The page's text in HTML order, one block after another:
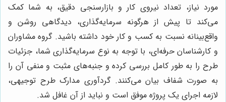
مورد نیاز، تعداد نیروی کار و بازارسنجی دقیق، به شما کمک
می‌کند تا پیش از هرگونه سرمایه‌گذاری، دیدگاهی روشن و
واقع‌بینانه نسبت به کسب و کار خود داشته باشید. گروه مشاوران
و کارشناسان حرفه‌ای، با توجه به نوع سرمایه‌گذاری شما، جزئیات
طرح را به طور کامل بررسی کرده و جنبه‌های مثبت و منفی آن را
به صورت شفاف بیان می‌کنند. گردآوری مدارک طرح توجیهی،
لازمه اجرای یک پروژه موفق است و نباید از آن غافل شد.